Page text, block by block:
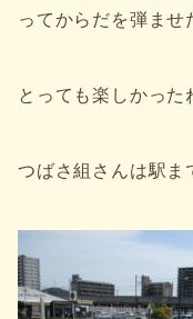
ってからだを弾ませ
とっても楽しかっ
つばさ組さんは駅